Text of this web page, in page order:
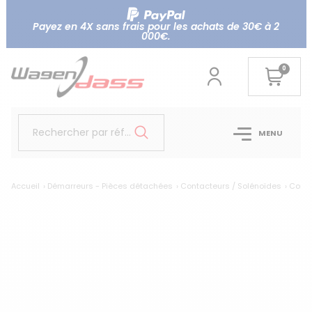
Payez en 4X sans frais pour les achats de 30€ à 2
000€.
0
Rechercher par référence... MENU
Accueil Démarreurs - Pièces détachées Contacteurs / Solénoïdes